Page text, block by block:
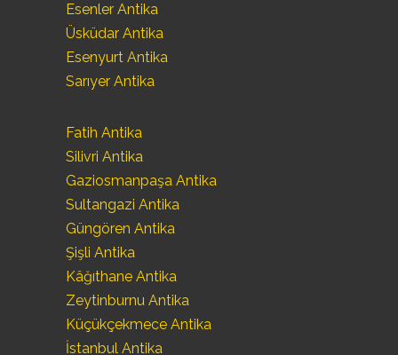
Esenler Antika
Üsküdar Antika
Esenyurt Antika
Sarıyer Antika
Fatih Antika
Silivri Antika
Gaziosmanpaşa Antika
Sultangazi Antika
Güngören Antika
Şişli Antika
Kâğıthane Antika
Zeytinburnu Antika
Küçükçekmece Antika
İstanbul Antika